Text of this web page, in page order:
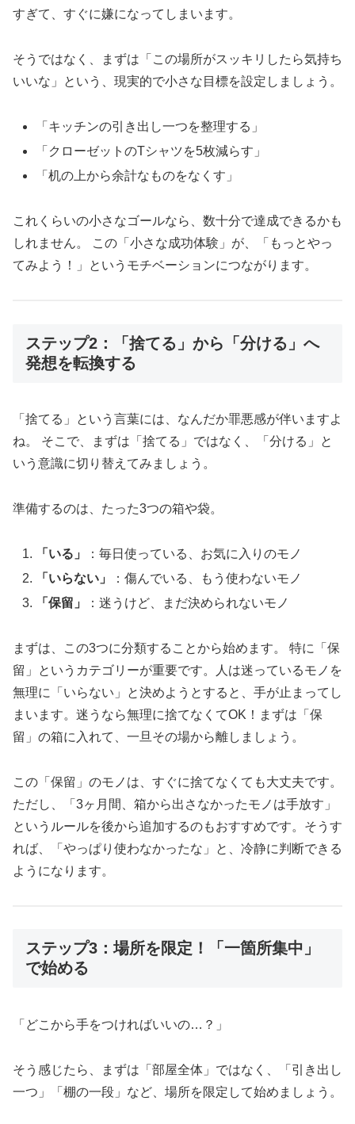
すぎて、すぐに嫌になってしまいます。
そうではなく、まずは「この場所がスッキリしたら気持ち
いいな」という、現実的で小さな目標を設定しましょう。
「キッチンの引き出し一つを整理する」
「クローゼットのTシャツを5枚減らす」
「机の上から余計なものをなくす」
これくらいの小さなゴールなら、数十分で達成できるかも
しれません。 この「小さな成功体験」が、「もっとやっ
てみよう！」というモチベーションにつながります。
ステップ2：「捨てる」から「分ける」へ
発想を転換する
「捨てる」という言葉には、なんだか罪悪感が伴いますよ
ね。 そこで、まずは「捨てる」ではなく、「分ける」と
いう意識に切り替えてみましょう。
準備するのは、たった3つの箱や袋。
「いる」
：毎日使っている、お気に入りのモノ
「いらない」
：傷んでいる、もう使わないモノ
「保留」
：迷うけど、まだ決められないモノ
まずは、この3つに分類することから始めます。 特に「保
留」というカテゴリーが重要です。人は迷っているモノを
無理に「いらない」と決めようとすると、手が止まってし
まいます。迷うなら無理に捨てなくてOK！まずは「保
留」の箱に入れて、一旦その場から離しましょう。
この「保留」のモノは、すぐに捨てなくても大丈夫です。
ただし、「3ヶ月間、箱から出さなかったモノは手放す」
というルールを後から追加するのもおすすめです。そうす
れば、「やっぱり使わなかったな」と、冷静に判断できる
ようになります。
ステップ3：場所を限定！「一箇所集中」
で始める
「どこから手をつければいいの…？」
そう感じたら、まずは「部屋全体」ではなく、「引き出し
一つ」「棚の一段」など、場所を限定して始めましょう。